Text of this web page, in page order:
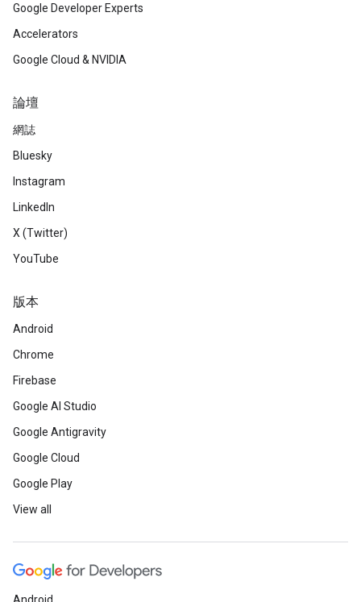
Google Developer Experts
Accelerators
Google Cloud & NVIDIA
論壇
網誌
Bluesky
Instagram
LinkedIn
X (Twitter)
YouTube
版本
Android
Chrome
Firebase
Google AI Studio
Google Antigravity
Google Cloud
Google Play
View all